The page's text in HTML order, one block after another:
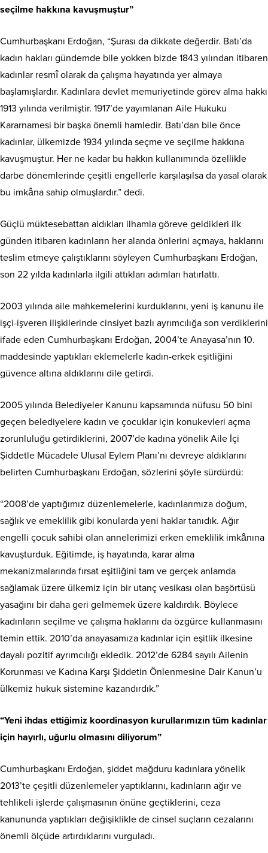
seçilme hakkına kavuşmuştur”
Cumhurbaşkanı Erdoğan, “Şurası da dikkate değerdir. Batı’da
kadın hakları gündemde bile yokken bizde 1843 yılından itibaren
kadınlar resmî olarak da çalışma hayatında yer almaya
başlamışlardır. Kadınlara devlet memuriyetinde görev alma hakkı
1913 yılında verilmiştir. 1917’de yayımlanan Aile Hukuku
Kararnamesi bir başka önemli hamledir. Batı’dan bile önce
kadınlar, ülkemizde 1934 yılında seçme ve seçilme hakkına
kavuşmuştur. Her ne kadar bu hakkın kullanımında özellikle
darbe dönemlerinde çeşitli engellerle karşılaşılsa da yasal olarak
bu imkâna sahip olmuşlardır.” dedi.
Güçlü müktesebattan aldıkları ilhamla göreve geldikleri ilk
günden itibaren kadınların her alanda önlerini açmaya, haklarını
teslim etmeye çalıştıklarını söyleyen Cumhurbaşkanı Erdoğan,
son 22 yılda kadınlarla ilgili attıkları adımları hatırlattı.
2003 yılında aile mahkemelerini kurduklarını, yeni iş kanunu ile
işçi-işveren ilişkilerinde cinsiyet bazlı ayrımcılığa son verdiklerini
ifade eden Cumhurbaşkanı Erdoğan, 2004’te Anayasa’nın 10.
maddesinde yaptıkları eklemelerle kadın-erkek eşitliğini
güvence altına aldıklarını dile getirdi.
2005 yılında Belediyeler Kanunu kapsamında nüfusu 50 bini
geçen belediyelere kadın ve çocuklar için konukevleri açma
zorunluluğu getirdiklerini, 2007’de kadına yönelik Aile İçi
Şiddetle Mücadele Ulusal Eylem Planı’nı devreye aldıklarını
belirten Cumhurbaşkanı Erdoğan, sözlerini şöyle sürdürdü:
“2008’de yaptığımız düzenlemelerle, kadınlarımıza doğum,
sağlık ve emeklilik gibi konularda yeni haklar tanıdık. Ağır
engelli çocuk sahibi olan annelerimizi erken emeklilik imkânına
kavuşturduk. Eğitimde, iş hayatında, karar alma
mekanizmalarında fırsat eşitliğini tam ve gerçek anlamda
sağlamak üzere ülkemiz için bir utanç vesikası olan başörtüsü
yasağını bir daha geri gelmemek üzere kaldırdık. Böylece
kadınların seçilme ve çalışma haklarını da özgürce kullanmasını
temin ettik. 2010’da anayasamıza kadınlar için eşitlik ilkesine
dayalı pozitif ayrımcılığı ekledik. 2012’de 6284 sayılı Ailenin
Korunması ve Kadına Karşı Şiddetin Önlenmesine Dair Kanun’u
ülkemiz hukuk sistemine kazandırdık.”
“Yeni ihdas ettiğimiz koordinasyon kurullarımızın tüm kadınlar
için hayırlı, uğurlu olmasını diliyorum”
Cumhurbaşkanı Erdoğan, şiddet mağduru kadınlara yönelik
2013’te çeşitli düzenlemeler yaptıklarını, kadınların ağır ve
tehlikeli işlerde çalışmasının önüne geçtiklerini, ceza
kanununda yaptıkları değişiklikle de cinsel suçların cezalarını
önemli ölçüde artırdıklarını vurguladı.